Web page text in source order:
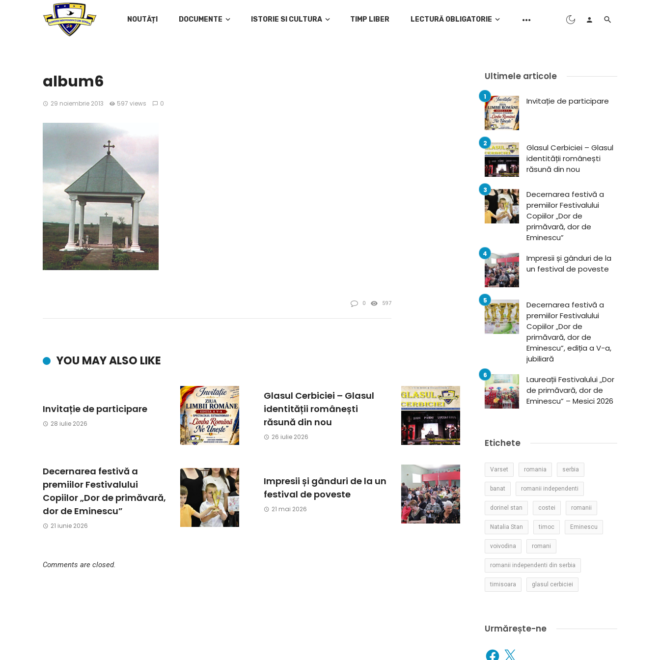
NOUTĂȚI DOCUMENTE ISTORIE SI CULTURA TIMP LIBER LECTURĂ OBLIGATORIE
album6
29 noiembrie 2013 597 views 0
0 597
YOU MAY ALSO LIKE
Invitație de participare
28 iulie 2026
Glasul Cerbiciei – Glasul
identității românești
răsună din nou
26 iulie 2026
Decernarea festivă a
premiilor Festivalului
Copiilor „Dor de primăvară,
dor de Eminescu”
21 iunie 2026
Impresii și gânduri de la un
festival de poveste
21 mai 2026
Comments are closed.
Ultimele articole
Invitație de participare
Glasul Cerbiciei – Glasul
identității românești
răsună din nou
Decernarea festivă a
premiilor Festivalului
Copiilor „Dor de
primăvară, dor de
Eminescu”
Impresii și gânduri de la
un festival de poveste
Decernarea festivă a
premiilor Festivalului
Copiilor „Dor de
primăvară, dor de
Eminescu”, ediția a V-a,
jubiliară
Laureații Festivalului „Dor
de primăvară, dor de
Eminescu” – Mesici 2026
Etichete
Varset romania serbia
banat romanii independenti
dorinel stan costei romanii
Natalia Stan timoc Eminescu
voivodina romani
romanii independenti din serbia
timisoara glasul cerbiciei
Urmărește-ne
Facebook
X